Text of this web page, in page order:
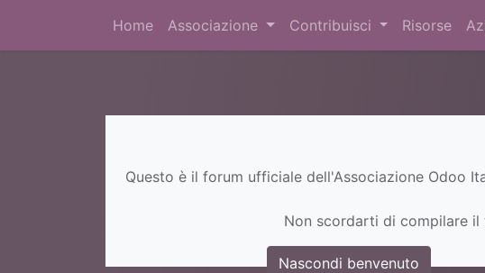
Home Associazione Contribuisci Risorse
Questo è il forum ufficiale dell'Associazione Odoo
Non scordarti di compilare
Nascondi benvenuto